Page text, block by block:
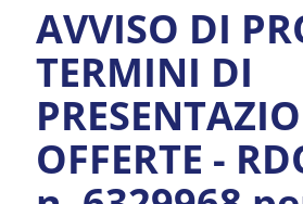
AVVISO DI
TERMINI DI
OFFERTE -